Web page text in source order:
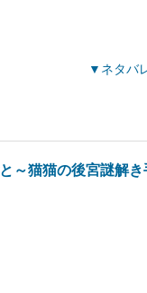
ネタバ
～猫猫の後宮謎解き